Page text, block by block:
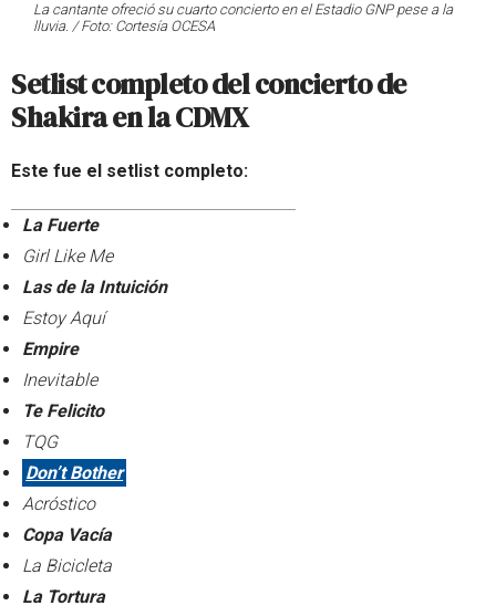
La cantante ofreció su cuarto concierto en el Estadio GNP pese a la
lluvia. / Foto: Cortesía OCESA
Setlist completo del concierto de
Shakira en la CDMX
Este fue el setlist completo:
La Fuerte
Girl Like Me
Las de la Intuición
Estoy Aquí
Empire
Inevitable
Te Felicito
TQG
Don’t Bother
Acróstico
Copa Vacía
La Bicicleta
La Tortura